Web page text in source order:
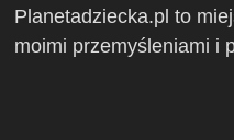
Planetadziecka.pl to
moimi przemyśleniami i